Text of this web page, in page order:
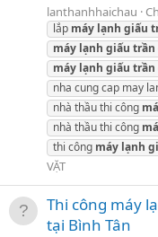
lanthanhhaichau
lắp máy lạnh giấu
máy lạnh giấu trần
máy lạnh giấu trần
nha cung cap may
nhà thầu thi công
nhà thầu thi công
thi công máy lạnh
VẶT
Thi công máy
tại Bình Tân